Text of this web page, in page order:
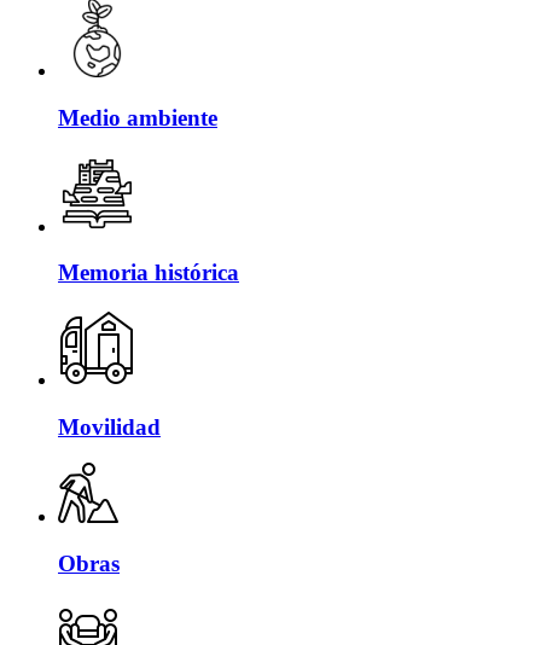
Medio ambiente
Memoria histórica
Movilidad
Obras